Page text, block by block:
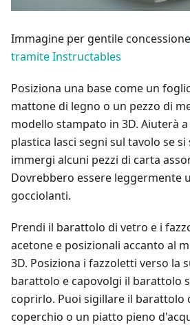
Immagine per gentile
tramite Instructables
Posiziona una base come un
mattone di legno o un pezzo di
modello stampato in 3D. Aiuterà
plastica lasci segni sul tavolo se
immergi alcuni pezzi di carta
Dovrebbero essere leggermente
gocciolanti.
Prendi il barattolo di vetro e i
acetone e posizionali accanto al
3D. Posiziona i fazzoletti verso la
barattolo e capovolgi il barattolo
coprirlo. Puoi sigillare il barattolo
coperchio o un piatto pieno